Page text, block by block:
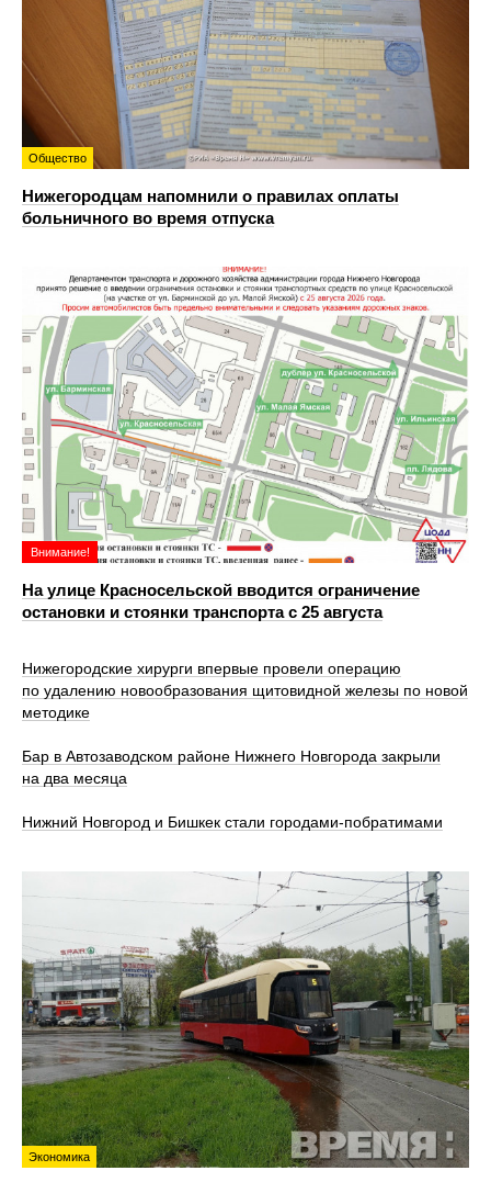
Общество
Нижегородцам напомнили о правилах оплаты
больничного во время отпуска
Внимание!
На улице Красносельской вводится ограничение
остановки и стоянки транспорта с 25 августа
Нижегородские хирурги впервые провели операцию
по удалению новообразования щитовидной железы по новой
методике
Бар в Автозаводском районе Нижнего Новгорода закрыли
на два месяца
Нижний Новгород и Бишкек стали городами-побратимами
Экономика